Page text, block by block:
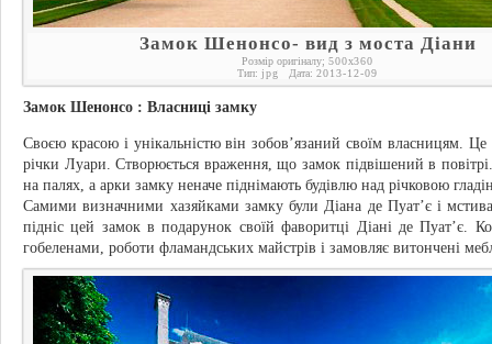
Замок Шенонсо- вид з моста Діани
Розмір оригіналу; 500x360
Тип: jpg Дата: 2013-12-09
Замок Шенонсо : Власниці замку
Своєю красою і унікальністю він зобов’язаний своїм власницям.
річки Луари. Створюється враження, що замок підвішений в
на палях, а арки замку неначе піднімають будівлю над річковою
Самими визначними хазяйками замку були Діана де Пуат’є і
підніс цей замок в подарунок своїй фаворитці Діані де Пуат’є.
гобеленами, роботи фламандських майстрів і замовляє витончені